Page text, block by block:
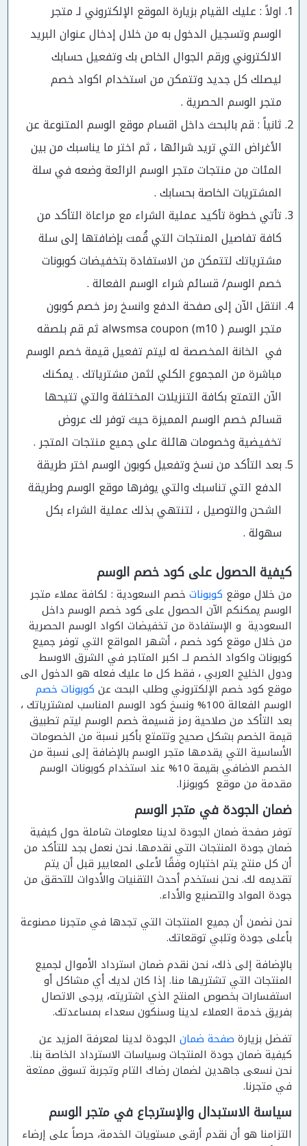
اولاً : عليك القيام بزيارة الموقع الإلكتروني لـ متجر
الوسم وتسجيل الدخول به من خلال إدخال عنوان البريد
الالكتروني ورقم الجوال الخاص بك وتفعيل حسابك
ليصلك كل جديد وتتمكن من استخدام اكواد خصم
متجر الوسم الحصرية .
ثانياً : قم بالبحث داخل اقسام موقع الوسم المتنوعة عن
الأغراض التي تريد شرائها ، ثم اختر ما يناسبك من بين
المئات من منتجات متجر الوسم الرائعة وضعه في سلة
المشتريات الخاصة بحسابك .
تأتي خطوة تأكيد عملية الشراء مع مراعاة التأكد من
كافة تفاصيل المنتجات التي قُمت بإضافتها إلى سلة
مشترياتك لتتمكن من الاستفادة بتخفيضات كوبونات
خصم الوسم/ قسائم شراء الوسم الفعالة .
انتقل الآن إلى صفحة الدفع وانسخ رمز خصم كوبون
متجر الوسم ( m10) alwsmsa coupon ثم قم بلصقه
في الخانة المخصصة له ليتم تفعيل قيمة خصم الوسم
مباشرة من المجموع الكلي لثمن مشترياتك . يمكنك
الآن التمتع بكافة التنزيلات المختلفة والتي تتيحها
قسائم خصم الوسم المميزة حيث توفر لك عروض
تخفيضية وخصومات هائلة على جميع منتجات المتجر .
بعد التأكد من نسخ وتفعيل كوبون الوسم اختر طريقة
الدفع التي تناسبك والتي يوفرها موقع الوسم وطريقة
الشحن والتوصيل ، لتنتهي بذلك عملية الشراء بكل
سهولة .
كيفية الحصول على كود خصم الوسم
من خلال موقع كوبونات خصم السعودية : لكافة عملاء متجر
الوسم يمكنكم الآن الحصول على كود خصم الوسم داخل
السعودية و الإستفادة من تخفيضات اكواد الوسم الحصرية
من خلال موقع كود خصم ، أشهر المواقع التي توفر جميع
كوبونات واكواد الخصم لــ اكبر المتاجر في الشرق الاوسط
ودول الخليج العربي ، فقط كل ما عليك فعله هو الدخول الى
موقع كود خصم الإلكتروني وطلب البحث عن كوبونات خصم
الوسم الفعالة 100% ونسخ كود الوسم المناسب لمشترياتك ،
بعد التأكد من صلاحية رمز قسيمة خصم الوسم ليتم تطبيق
قيمة الخصم بشكل صحيح وتتمتع بأكبر نسبة من الخصومات
الأساسية التي يقدمها متجر الوسم بالإضافة إلى نسبة من
الخصم الاضافي بقيمة 10% عند استخدام كوبونات الوسم
مقدمة من موقع كوبونزا.
ضمان الجودة في متجر الوسم
توفر صفحة ضمان الجودة لدينا معلومات شاملة حول كيفية
ضمان جودة المنتجات التي نقدمها. نحن نعمل بجد للتأكد من
أن كل منتج يتم اختباره وفقًا لأعلى المعايير قبل أن يتم
تقديمه لك. نحن نستخدم أحدث التقنيات والأدوات للتحقق من
جودة المواد والتصنيع والأداء.
نحن نضمن أن جميع المنتجات التي تجدها في متجرنا مصنوعة
بأعلى جودة وتلبي توقعاتك.
بالإضافة إلى ذلك، نحن نقدم ضمان استرداد الأموال لجميع
المنتجات التي تشتريها منا. إذا كان لديك أي مشاكل أو
استفسارات بخصوص المنتج الذي اشتريته، يرجى الاتصال
بفريق خدمة العملاء لدينا وسنكون سعداء بمساعدتك.
تفضل بزيارة صفحة ضمان الجودة لدينا لمعرفة المزيد عن
كيفية ضمان جودة المنتجات وسياسات الاسترداد الخاصة بنا.
نحن نسعى جاهدين لضمان رضاك التام وتجربة تسوق ممتعة
في متجرنا.
سياسة الاستبدال والإسترجاع في متجر الوسم
التزامنا هو أن نقدم أرقى مستويات الخدمة، حرصاً على إرضاء